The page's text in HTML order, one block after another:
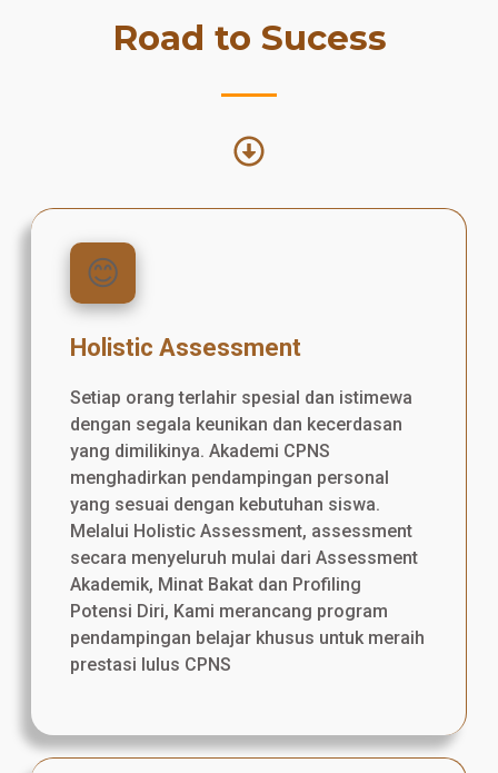
Road to Sucess
😊
Holistic Assessment
Setiap orang terlahir spesial dan istimewa
dengan segala keunikan dan kecerdasan
yang dimilikinya. Akademi CPNS
menghadirkan pendampingan personal
yang sesuai dengan kebutuhan siswa.
Melalui Holistic Assessment, assessment
secara menyeluruh mulai dari Assessment
Akademik, Minat Bakat dan Profiling
Potensi Diri, Kami merancang program
pendampingan belajar khusus untuk meraih
prestasi lulus CPNS